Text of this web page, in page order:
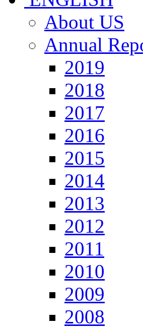
About US
Annual
2019
2018
2017
2016
2015
2014
2013
2012
2011
2010
2009
2008